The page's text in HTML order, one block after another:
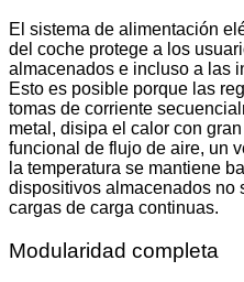
El sistema de alimentación
del coche protege a los
almacenados e incluso a las
Esto es posible porque las
tomas de corriente
metal, disipa el calor con
funcional de flujo de aire, un
la temperatura se mantiene
dispositivos almacenados no
cargas de carga continuas.
Modularidad completa